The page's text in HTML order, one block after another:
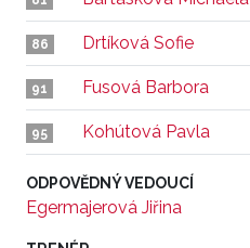
86 Drtíková Sofie
91 Fusová Barbora
95 Kohútová Pavla
ODPOVĚDNÝ VEDOUCÍ
Egermajerová Jiřina